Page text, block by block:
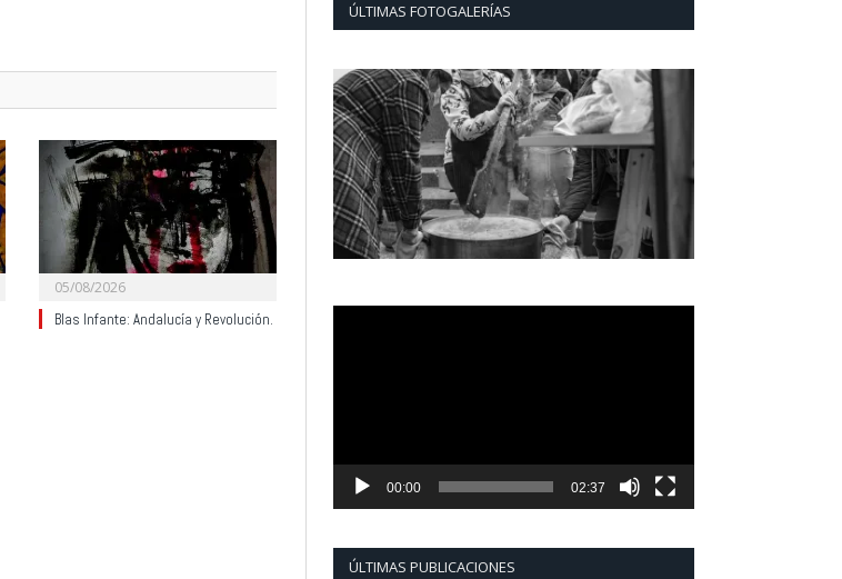
05/08/2026
Blas Infante: Andalucía y Revolución.
ÚLTIMAS FOTOGALERÍAS
00:00 02:37
ÚLTIMAS PUBLICACIONES